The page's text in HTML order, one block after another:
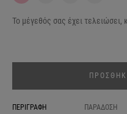
Το μέγεθός σας έχει τελειώσει,
ΠΕΡΙΓΡΑΦΗ ΠΑΡΑΔΟΣΗ